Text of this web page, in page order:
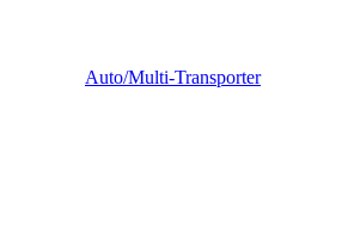
Auto/Multi-Transporter